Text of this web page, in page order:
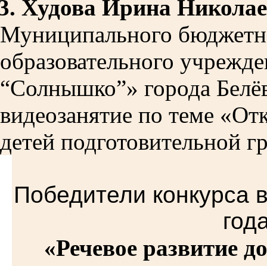
Худова Ирина
Муниципального
образовательного
“Солнышко”» города
видеозанятие по теме
детей подготовительной
Победители конкурса
«Речевое развитие